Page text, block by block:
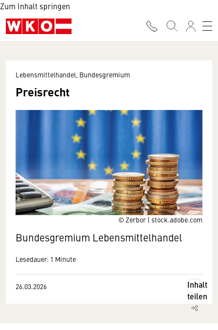
Zum Inhalt springen
© Zerbor | stock.adobe.com
Lebensmittelhandel, Bundesgremium
Preisrecht
Bundesgremium Lebensmittelhandel
Lesedauer: 1 Minute
26.03.2026
Inhalt
teilen